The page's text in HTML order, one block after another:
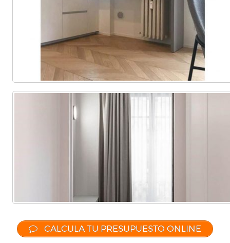
(Completa)
(Parcial)
CALCULA TU PRESUPUESTO ONLINE